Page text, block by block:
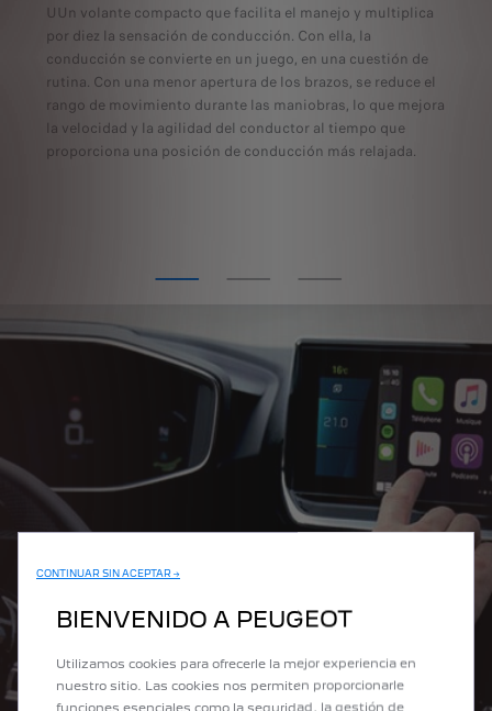
UUn volante compacto que facilita el manejo y multiplica
por diez la sensación de conducción. Con ella, la
conducción se convierte en un juego, en una cuestión de
rutina. Con una menor apertura de los brazos, se reduce el
rango de movimiento durante las maniobras, lo que mejora
la velocidad y la agilidad del conductor al tiempo que
proporciona una posición de conducción más relajada.
CONTINUAR SIN ACEPTAR →
BIENVENIDO A PEUGEOT
Utilizamos cookies para ofrecerle la mejor experiencia en
nuestro sitio. Las cookies nos permiten proporcionarle
funciones esenciales como la seguridad, la gestión de